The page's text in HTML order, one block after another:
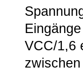
VCC/1,6